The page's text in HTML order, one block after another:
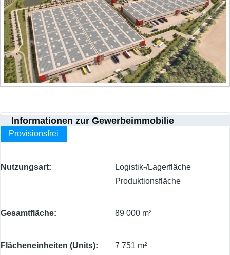
Informationen zur Gewerbeimmobilie
Provisionsfrei
Nutzungsart
Logistik-/Lagerfläche
Produktionsfläche
Gesamtfläche 89 000 m²
Flächeneinheiten (Units) 7 751 m²